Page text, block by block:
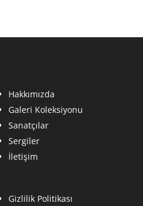
Hakkımızda
Galeri Koleksiyonu
Sanatçılar
Sergiler
İletişim
Gizlilik Politikası